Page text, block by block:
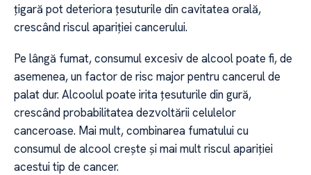
țigară pot deteriora țesuturile din cavitatea orală,
crescând riscul apariției cancerului.
Pe lângă fumat, consumul excesiv de alcool poate fi, de
asemenea, un factor de risc major pentru cancerul de
palat dur. Alcoolul poate irita țesuturile din gură,
crescând probabilitatea dezvoltării celulelor
canceroase. Mai mult, combinarea fumatului cu
consumul de alcool crește și mai mult riscul apariției
acestui tip de cancer.